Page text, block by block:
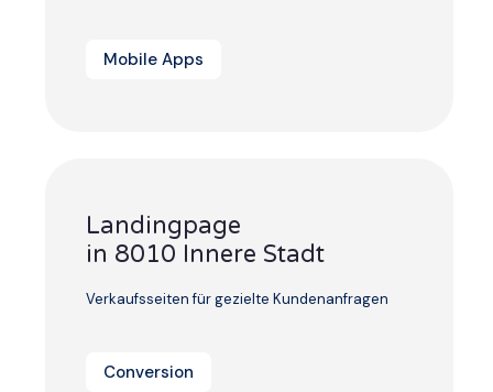
Mobile Apps
Landingpage
in 8010 Innere Stadt
Verkaufsseiten für gezielte Kundenanfragen
Conversion